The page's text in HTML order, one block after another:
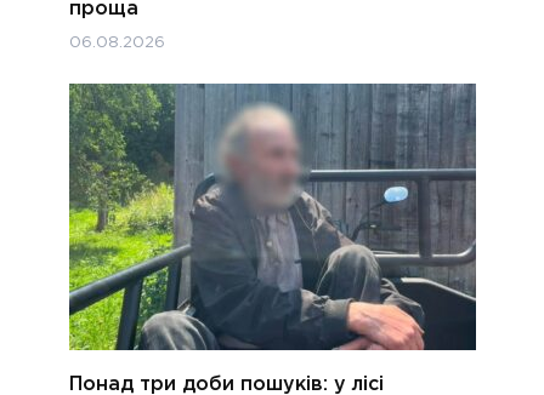
проща
06.08.2026
Понад три доби пошуків: у лісі